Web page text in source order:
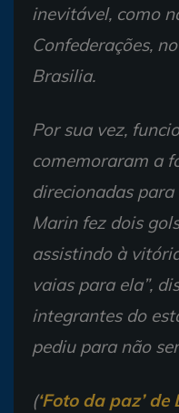
inevitável, como
Confederações,
Brasilia.
Por sua vez,
comemoraram a
direcionadas
Marin fez dois
assistindo à
vaias para ela”,
integrantes do
pediu para não
(‘Foto da paz’